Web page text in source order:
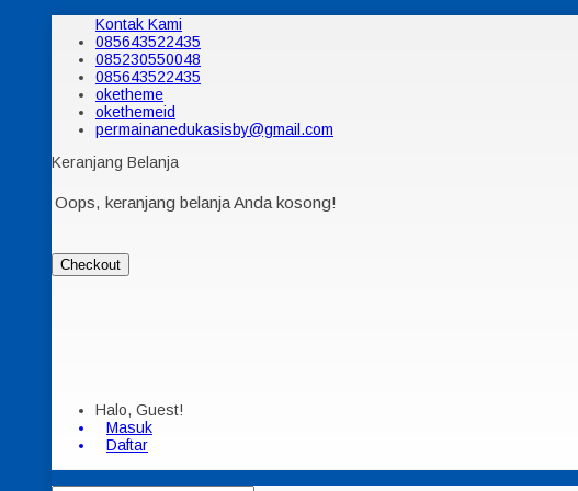
Kontak Kami
085643522435
085230550048
085643522435
oketheme
okethemeid
permainanedukasisby@gmail.com
Keranjang Belanja
Oops, keranjang belanja Anda kosong!
Checkout
Halo, Guest!
Masuk
Daftar